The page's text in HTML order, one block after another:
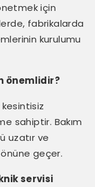
için
fabrikalarda
kurulumu
önemlidir?
sahiptir. Bakım
uzatır ve
geçer.
servisi